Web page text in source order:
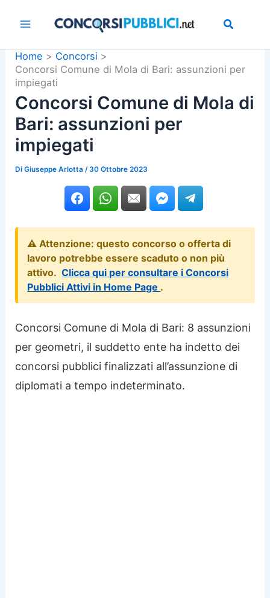
Home
Concorsi
Concorsi Comune di Mola di Bari: assunzioni per
impiegati
Concorsi Comune di Mola di
Bari: assunzioni per
impiegati
DiGiuseppe Arlotta /30 Ottobre 2023
⚠️ Attenzione: questo concorso o offerta di
lavoro potrebbe essere scaduto o non più
attivo. Clicca qui per consultare i Concorsi
Pubblici Attivi in Home Page .
Concorsi Comune di Mola di Bari: 8 assunzioni
per geometri, il suddetto ente ha indetto dei
concorsi pubblici finalizzati all’assunzione di
diplomati a tempo indeterminato.